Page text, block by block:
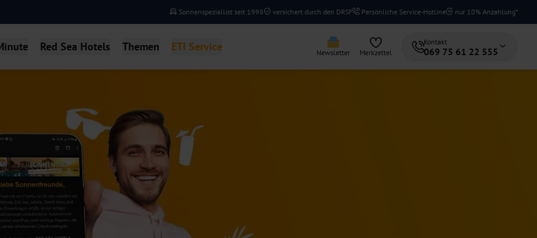
Sonnenspeziallist seit 1998 versichert durch den DRSF Persönliche Service-Hotline nur 10% Anzahlung*
Red Sea Hotels Themen ETI Service Newsletter Merkzettel
Kontakt
069 75 61 22 555